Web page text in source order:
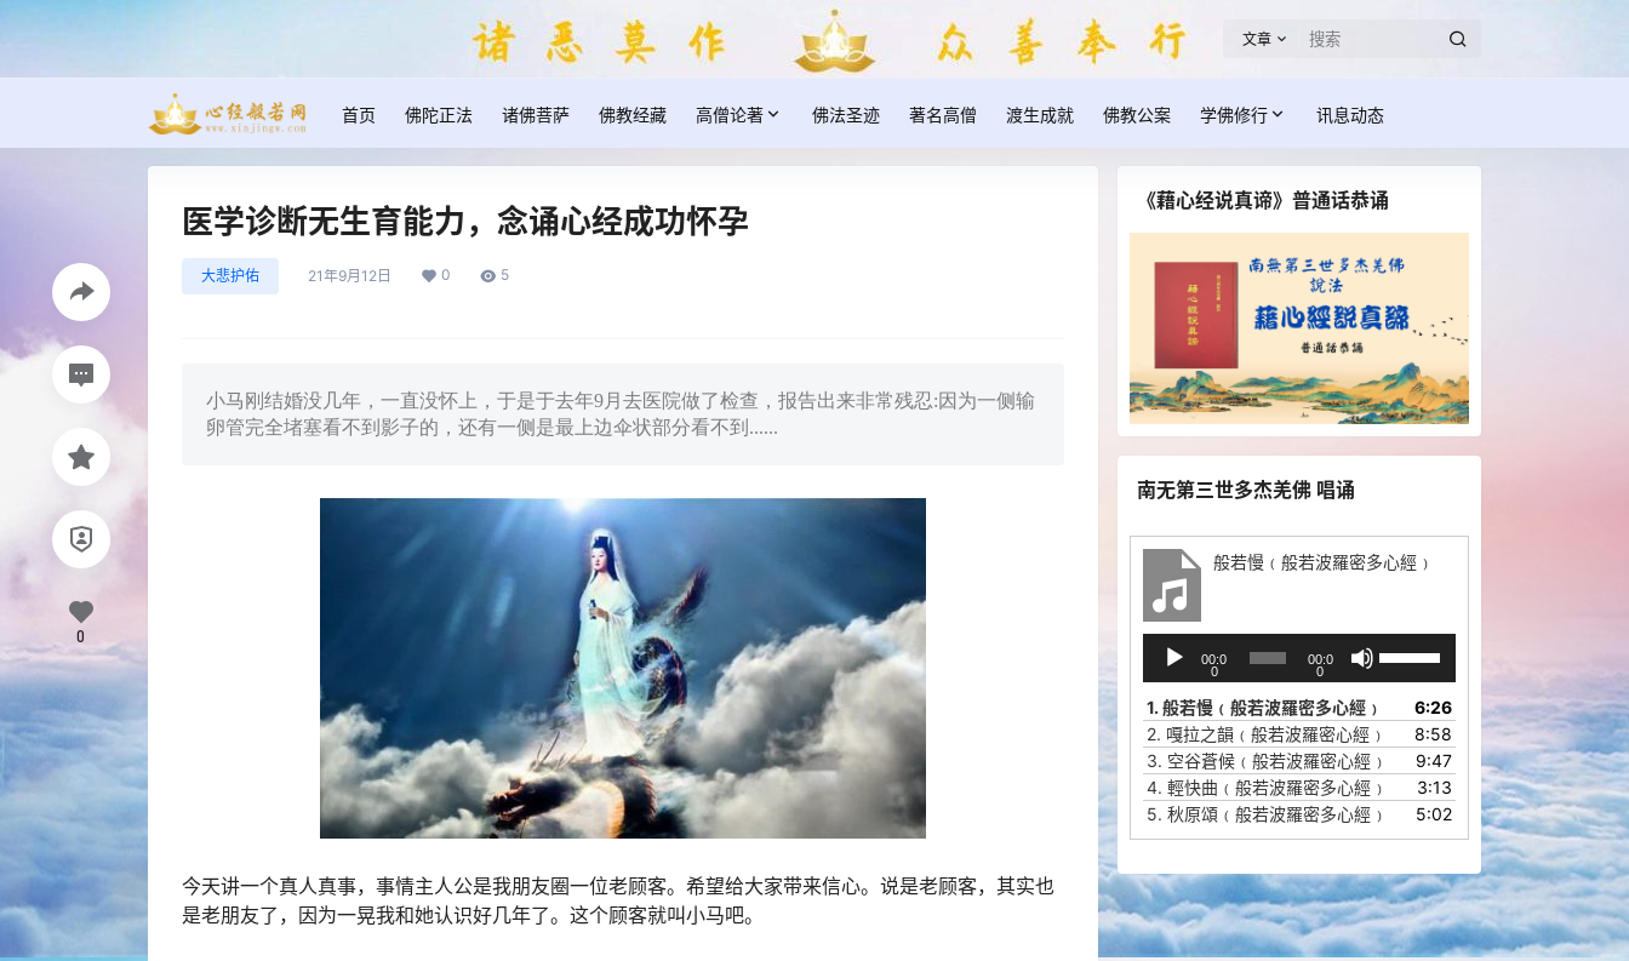
文章
首页 佛陀正法 诸佛菩萨 佛教经藏 高僧论著 佛法圣迹 著名高僧 渡生成就 佛教公案 学佛修行 讯息动态
医学诊断无生育能力，念诵心经成功怀孕
大悲护佑 21年9月12日 0 5
小马刚结婚没几年，一直没怀上，于是于去年9月去医院做了检查，报告出来非常残忍:因为一侧输
卵管完全堵塞看不到影子的，还有一侧是最上边伞状部分看不到......
今天讲一个真人真事，事情主人公是我朋友圈一位老顾客。希望给大家带来信心。说是老顾客，其实也
是老朋友了，因为一晃我和她认识好几年了。这个顾客就叫小马吧。
0
《藉心经说真谛》普通话恭诵
南无第三世多杰羌佛 唱诵
般若慢﹙般若波羅密多心經﹚
播
放
器
00:0
0
00:0
0
/
下
箭
头
键
增
高
或
降
1. 般若慢﹙般若波羅密多心經﹚
6:26
2. 嘎拉之韻﹙般若波羅密心經﹚
8:58
3. 空谷蒼候﹙般若波羅密心經﹚
9:47
4. 輕快曲﹙般若波羅密多心經﹚
3:13
5. 秋原頌﹙般若波羅密多心經﹚ 5:02